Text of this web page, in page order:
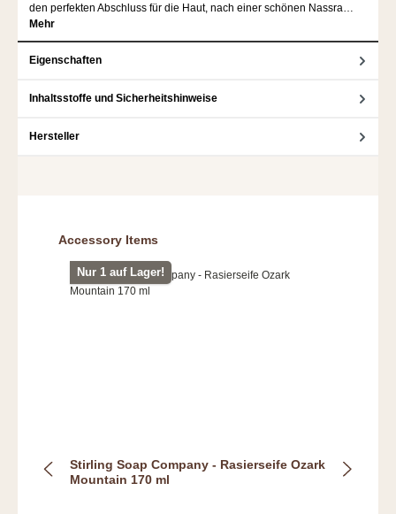
den perfekten Abschluss für die Haut, nach einer schönen Nassra…
Mehr
Eigenschaften
Inhaltsstoffe und Sicherheitshinweise
Hersteller
Produktgalerie überspringen
Accessory Items
Nur 1 auf Lager!
Stirling Soap Company - Rasierseife Ozark
Mountain 170 ml